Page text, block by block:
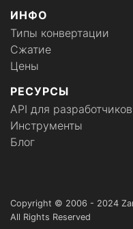
ИНФО
Типы конвертации
Сжатие
Цены
РЕСУРСЫ
API для разработчиков
Инструменты
Блог
Copyright © 2006 - 2024
All Rights Reserved